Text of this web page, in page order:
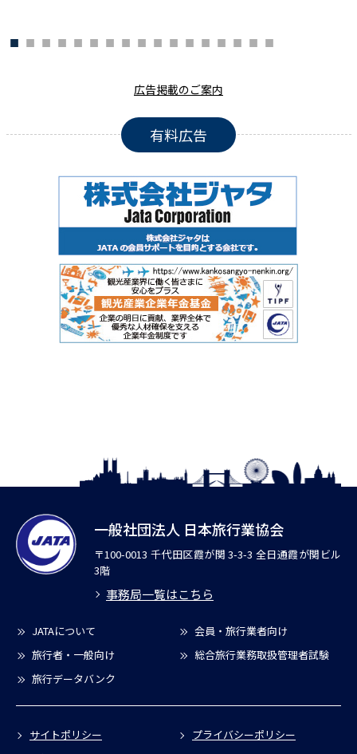
広告掲載のご案内
有料広告
一般社団法人 日本旅行業協会
〒100-0013 千代田区霞が関 3-3-3 全日通霞が関ビル
3階
事務局一覧はこちら
JATAについて
会員・旅行業者向け
旅行者・一般向け
総合旅行業務取扱管理者試験
旅行データバンク
サイトポリシー
プライバシーポリシー